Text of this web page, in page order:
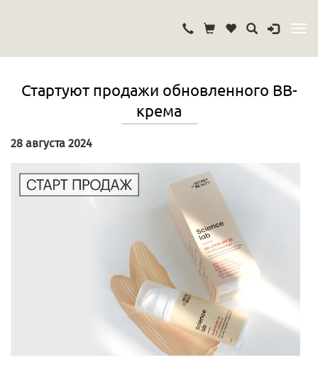
Стартуют продажи обновленного ВВ-
крема
28 августа 2024